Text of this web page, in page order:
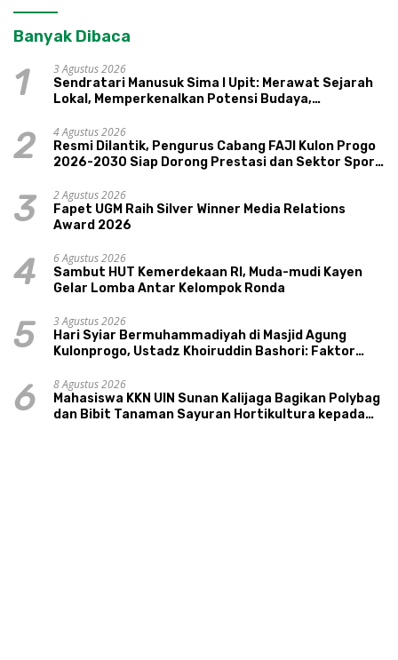
Banyak Dibaca
1
3 Agustus 2026
Sendratari Manusuk Sima I Upit: Merawat Sejarah
Lokal, Memperkenalkan Potensi Budaya,
2
4 Agustus 2026
Resmi Dilantik, Pengurus Cabang FAJI Kulon Progo
2026-2030 Siap Dorong Prestasi dan Sektor Sport
3
2 Agustus 2026
Fapet UGM Raih Silver Winner Media Relations
Award 2026
4
6 Agustus 2026
Sambut HUT Kemerdekaan RI, Muda-mudi Kayen
Gelar Lomba Antar Kelompok Ronda
5
3 Agustus 2026
Hari Syiar Bermuhammadiyah di Masjid Agung
Kulonprogo, Ustadz Khoiruddin Bashori: Faktor
6
8 Agustus 2026
Mahasiswa KKN UIN Sunan Kalijaga Bagikan Polybag
dan Bibit Tanaman Sayuran Hortikultura kepada